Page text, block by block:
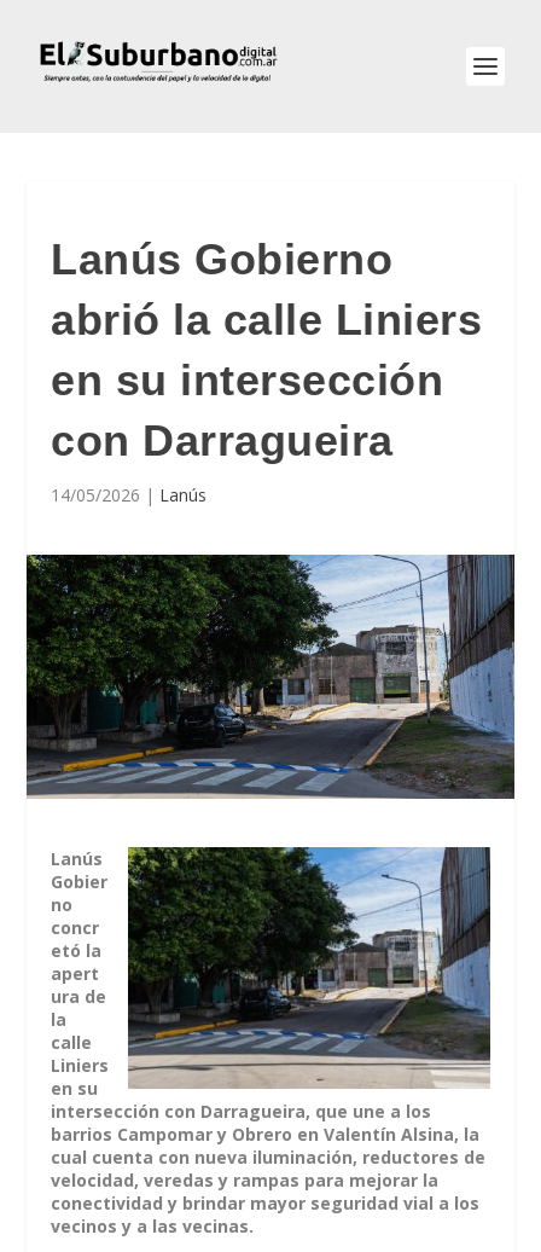
Lanús Gobierno
abrió la calle Liniers
en su intersección
con Darragueira
14/05/2026 | Lanús
Lanús
Gobier
no
concr
etó la
apert
ura de
la
calle
Liniers
en su
intersección con Darragueira, que une a los
barrios Campomar y Obrero en Valentín Alsina, la
cual cuenta con nueva iluminación, reductores de
velocidad, veredas y rampas para mejorar la
conectividad y brindar mayor seguridad vial a los
vecinos y a las vecinas.